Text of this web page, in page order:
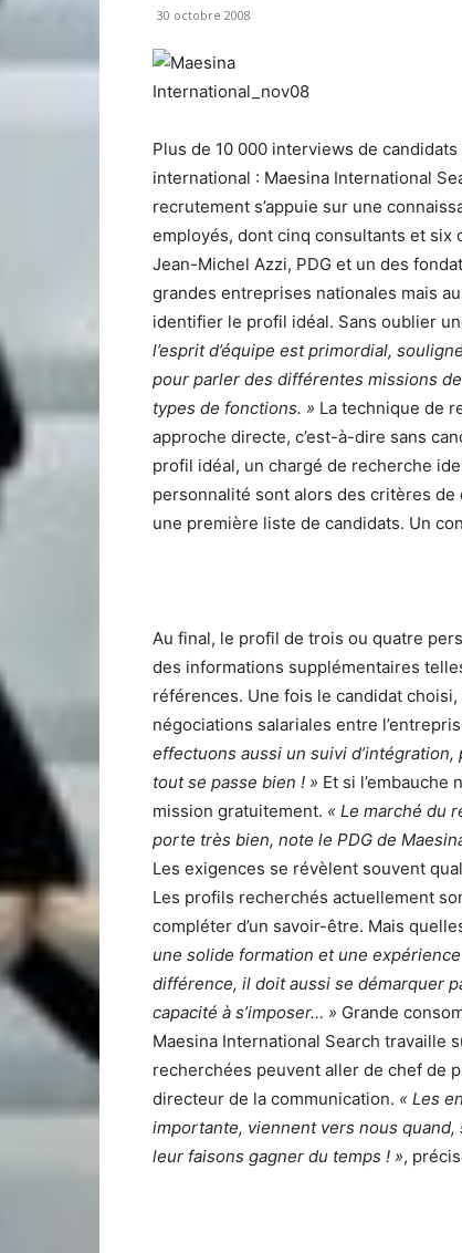
30 octobre 2008
Plus de 10 000 interviews de
international : Maesina International
recrutement s’appuie sur une
employés, dont cinq consultants et six
Jean-Michel Azzi, PDG et un des
grandes entreprises nationales mais
identifier le profil idéal. Sans oublier
l’esprit d’équipe est primordial,
pour parler des différentes missions
types de fonctions. » La technique de
approche directe, c’est-à-dire sans
profil idéal, un chargé de recherche
personnalité sont alors des critères
une première liste de candidats. Un
Au final, le profil de trois ou quatre
des informations supplémentaires
références. Une fois le candidat
négociations salariales entre
effectuons aussi un suivi
tout se passe bien ! » Et si l’embauche
mission gratuitement. « Le marché du
porte très bien, note le PDG de
Les exigences se révèlent souvent
Les profils recherchés actuellement
compléter d’un savoir-être. Mais
une solide formation et une
différence, il doit aussi se démarquer
capacité à s’imposer… » Grande
Maesina International Search travaille
recherchées peuvent aller de chef de
directeur de la communication. « Les
importante, viennent vers nous
leur faisons gagner du temps ! »,